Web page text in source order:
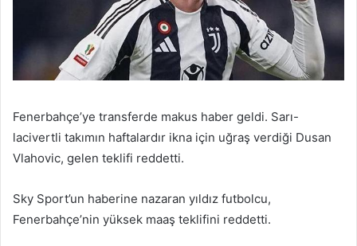
Fenerbahçe’ye transferde makus haber geldi. Sarı-
lacivertli takımın haftalardır ikna için uğraş verdiği Dusan
Vlahovic, gelen teklifi reddetti.
Sky Sport’un haberine nazaran yıldız futbolcu,
Fenerbahçe’nin yüksek maaş teklifini reddetti.